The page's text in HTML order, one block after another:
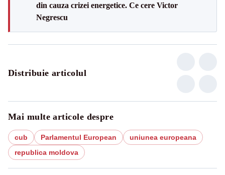
din cauza crizei energetice. Ce cere Victor
Negrescu
Distribuie articolul
Mai multe articole despre
cub Parlamentul European
uniunea europeana
republica moldova